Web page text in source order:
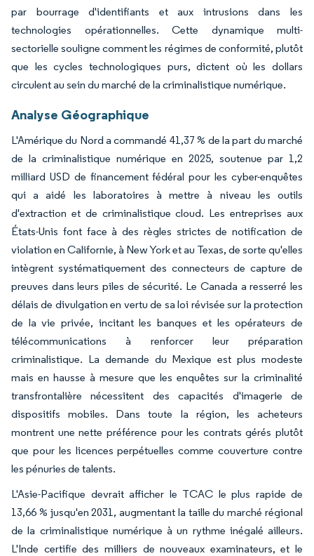
par bourrage d'identifiants et aux intrusions dans les
technologies opérationnelles. Cette dynamique multi-
sectorielle souligne comment les régimes de conformité, plutôt
que les cycles technologiques purs, dictent où les dollars
circulent au sein du marché de la criminalistique numérique.
Analyse Géographique
L'Amérique du Nord a commandé 41,37 % de la part du marché
de la criminalistique numérique en 2025, soutenue par 1,2
milliard USD de financement fédéral pour les cyber-enquêtes
qui a aidé les laboratoires à mettre à niveau les outils
d'extraction et de criminalistique cloud. Les entreprises aux
États-Unis font face à des règles strictes de notification de
violation en Californie, à New York et au Texas, de sorte qu'elles
intègrent systématiquement des connecteurs de capture de
preuves dans leurs piles de sécurité. Le Canada a resserré les
délais de divulgation en vertu de sa loi révisée sur la protection
de la vie privée, incitant les banques et les opérateurs de
télécommunications à renforcer leur préparation
criminalistique. La demande du Mexique est plus modeste
mais en hausse à mesure que les enquêtes sur la criminalité
transfrontalière nécessitent des capacités d'imagerie de
dispositifs mobiles. Dans toute la région, les acheteurs
montrent une nette préférence pour les contrats gérés plutôt
que pour les licences perpétuelles comme couverture contre
les pénuries de talents.
L'Asie-Pacifique devrait afficher le TCAC le plus rapide de
13,66 % jusqu'en 2031, augmentant la taille du marché régional
de la criminalistique numérique à un rythme inégalé ailleurs.
L'Inde certifie des milliers de nouveaux examinateurs, et le